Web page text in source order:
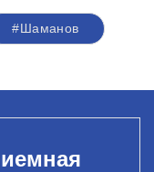
#Шаманов